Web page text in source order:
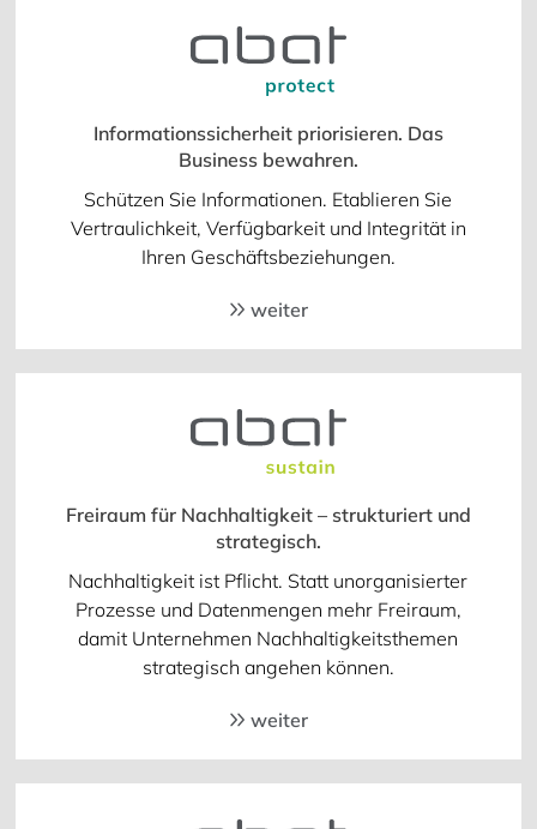
Informationssicherheit priorisieren. Das
Business bewahren.
Schützen Sie Informationen. Etablieren Sie
Vertraulichkeit, Verfügbarkeit und Integrität in
Ihren Geschäftsbeziehungen.
weiter
Freiraum für Nachhaltigkeit – strukturiert und
strategisch.
Nachhaltigkeit ist Pflicht. Statt unorganisierter
Prozesse und Datenmengen mehr Freiraum,
damit Unternehmen Nachhaltigkeitsthemen
strategisch angehen können.
weiter